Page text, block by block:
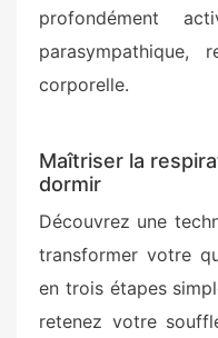
profondément
parasympathique,
corporelle.
Maîtriser la
dormir
Découvrez une
transformer votre
en trois étapes
retenez votre